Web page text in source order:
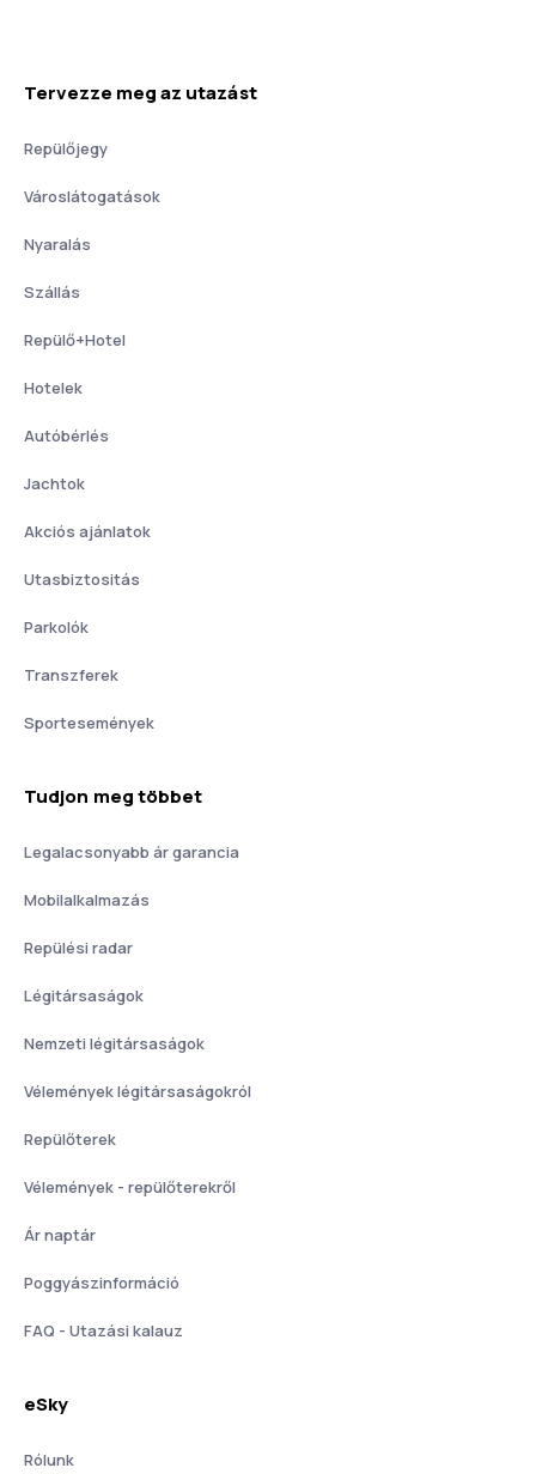
Tervezze meg az utazást
Repülőjegy
Városlátogatások
Nyaralás
Szállás
Repülő+Hotel
Hotelek
Autóbérlés
Jachtok
Akciós ajánlatok
Utasbiztositás
Parkolók
Transzferek
Sportesemények
Tudjon meg többet
Legalacsonyabb ár garancia
Mobilalkalmazás
Repülési radar
Légitársaságok
Nemzeti légitársaságok
Vélemények légitársaságokról
Repülőterek
Vélemények - repülőterekről
Ár naptár
Poggyászinformáció
FAQ - Utazási kalauz
eSky
Rólunk